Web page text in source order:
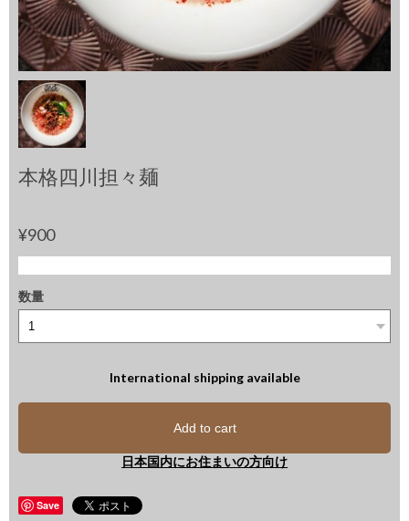
本格四川担々麺
¥900
数量
International shipping available
Add to cart
日本国内にお住まいの方向け
Save